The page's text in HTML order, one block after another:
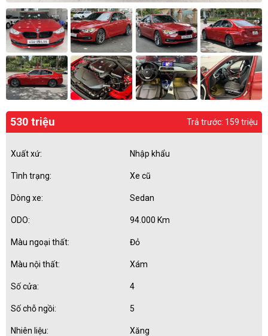
530 triệu Trả trước: 159 triệu
Xuất xứ: Nhập khẩu
Tình trạng: Xe cũ
Dòng xe: Sedan
ODO: 94.000 Km
Màu ngoại thất: Đỏ
Màu nội thất: Xám
Số cửa: 4
Số chỗ ngồi: 5
Nhiên liệu: Xăng